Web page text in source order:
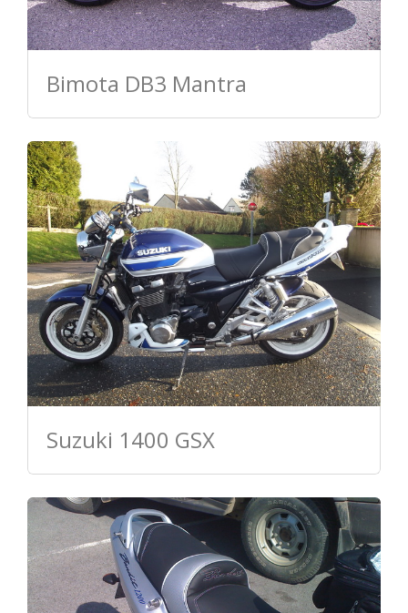
Bimota DB3 Mantra
Suzuki 1400 GSX